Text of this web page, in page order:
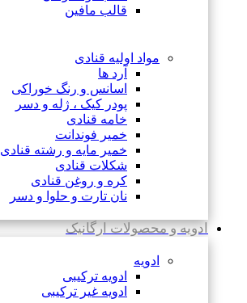
قالب مافین
مواد اولیه قنادی
آرد ها
اسانس و رنگ خوراکی
پودر کیک ، ژله و دسر
خامه قنادی
خمیر فوندانت
خمیر مایه و رشته قنادی
شکلات قنادی
کره و روغن قنادی
نان تارت و حلوا و دسر
ادویه و محصولات ارگانیک
ادویه
ادویه ترکیبی
ادویه غیر ترکیبی